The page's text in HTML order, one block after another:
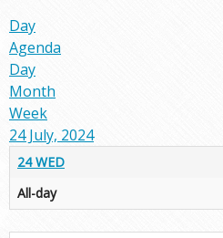
Day
Agenda
Day
Month
Week
24 July, 2024
24 WED
All-day